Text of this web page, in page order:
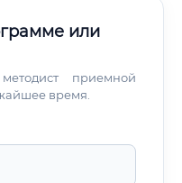
или
приемной
время.